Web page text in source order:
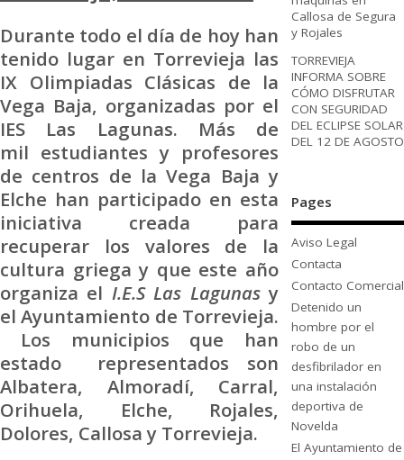
Durante todo el día de hoy han
tenido lugar en Torrevieja las
IX Olimpiadas Clásicas de la
Vega Baja, organizadas por el
IES Las Lagunas. Más de
mil estudiantes y profesores
de centros de la Vega Baja y
Elche han participado en esta
iniciativa creada para
recuperar los valores de la
cultura griega y que este año
organiza el I.E.S Las Lagunasy
el Ayuntamiento de Torrevieja.
Los municipios que han
estado representados son
Albatera, Almoradí, Carral,
Orihuela, Elche, Rojales,
Dolores, Callosa y Torrevieja.
Callosa de Segura
y Rojales
TORREVIEJA
INFORMA SOBRE
CÓMO DISFRUTAR
CON SEGURIDAD
DEL ECLIPSE SOLAR
DEL 12 DE AGOSTO
Pages
Aviso Legal
Contacta
Contacto Comercial
Detenido un
hombre por el
robo de un
desfibrilador en
una instalación
deportiva de
Novelda
El Ayuntamiento de